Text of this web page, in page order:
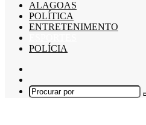
ALAGOAS
POLÍTICA
ENTRETENIMENTO
POLÍCIA
skin